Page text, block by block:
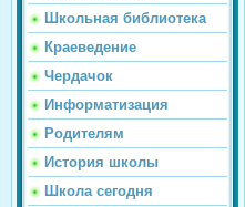
Школьная библиотека
Краеведение
Чердачок
Информатизация
Родителям
История школы
Школа сегодня